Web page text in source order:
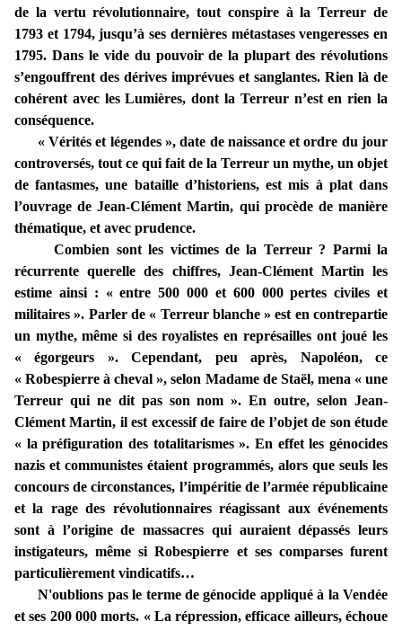
de la vertu révolutionnaire, tout conspire à la Terreur de
1793 et 1794, jusqu’à ses dernières métastases vengeresses en
1795. Dans le vide du pouvoir de la plupart des révolutions
s’engouffrent des dérives imprévues et sanglantes. Rien là de
cohérent avec les Lumières, dont la Terreur n’est en rien la
conséquence.
« Vérités et légendes », date de naissance et ordre du jour
controversés, tout ce qui fait de la Terreur un mythe, un objet
de fantasmes, une bataille d’historiens, est mis à plat dans
l’ouvrage de Jean-Clément Martin, qui procède de manière
thématique, et avec prudence.
Combien sont les victimes de la Terreur ? Parmi la
récurrente querelle des chiffres, Jean-Clément Martin les
estime ainsi : « entre 500 000 et 600 000 pertes civiles et
militaires ». Parler de « Terreur blanche » est en contrepartie
un mythe, même si des royalistes en représailles ont joué les
« égorgeurs ». Cependant, peu après, Napoléon, ce
« Robespierre à cheval », selon Madame de Staël, mena « une
Terreur qui ne dit pas son nom ». En outre, selon Jean-
Clément Martin, il est excessif de faire de l’objet de son étude
« la préfiguration des totalitarismes ». En effet les génocides
nazis et communistes étaient programmés, alors que seuls les
concours de circonstances, l’impéritie de l’armée républicaine
et la rage des révolutionnaires réagissant aux événements
sont à l’origine de massacres qui auraient dépassés leurs
instigateurs, même si Robespierre et ses comparses furent
particulièrement vindicatifs…
N'oublions pas le terme de génocide appliqué à la Vendée
et ses 200 000 morts. « La répression, efficace ailleurs, échoue